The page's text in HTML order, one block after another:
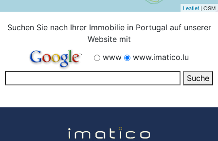
Leaflet | OSM
Suchen Sie nach Ihrer Immobilie in Portugal auf unserer
Website mit
www
www.imatico.lu